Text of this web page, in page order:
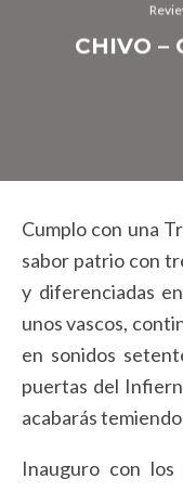
CHIVO –
Cumplo con una
sabor patrio con
y diferenciadas
unos vascos,
en sonidos
puertas del
acabarás
Inauguro con los